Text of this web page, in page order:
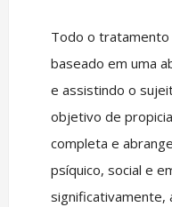
Todo o
baseado em uma
e assistindo o
objetivo de
completa e
psíquico, social e
significativamente,